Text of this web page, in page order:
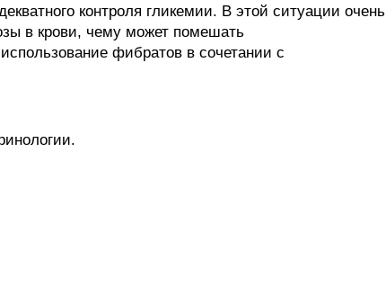
контроля гликемии. В этой ситуации очень
в крови, чему может помешать
фибратов в сочетании с